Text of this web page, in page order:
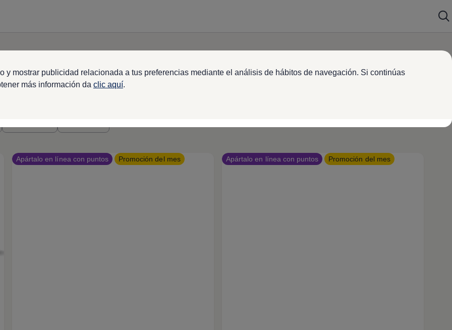
y mostrar publicidad relacionada a tus preferencias mediante el análisis de hábitos de navegación. Si continúas
más información da clic aquí.
Apártalo en línea con puntos Promoción del mes Apártalo en línea con puntos Promoción del mes